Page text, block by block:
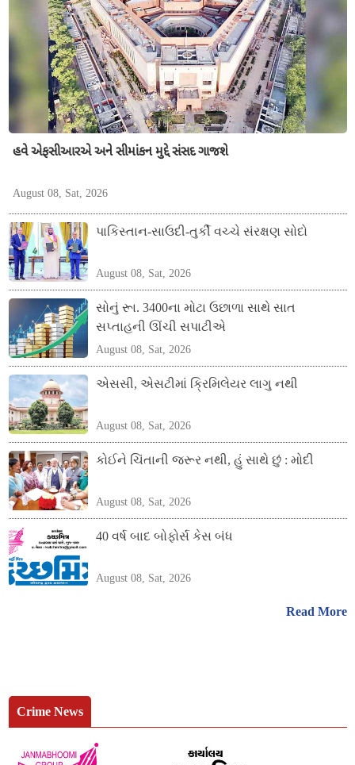
હવે એફસીઆરએ અને સીમાંકન મુદ્દે સંસદ ગાજશે
August 08, Sat, 2026
પાકિસ્તાન-સાઉદી-તુર્કી વચ્ચે સંરક્ષણ સોદો
August 08, Sat, 2026
સોનું રૂા. 3400ના મોટા ઉછાળા સાથે સાત
સપ્તાહની ઊંચી સપાટીએ
August 08, Sat, 2026
એસસી, એસટીમાં ક્રિમિલેયર લાગુ નથી
August 08, Sat, 2026
કોઈને ચિંતાની જરૂર નથી, હું સાથે છું : મોદી
August 08, Sat, 2026
40 વર્ષ બાદ બોફોર્સ કેસ બંધ
August 08, Sat, 2026
Read More
Crime News